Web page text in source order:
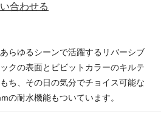
合わせる
らゆるシーンで活躍するリバーシブ
クの表面とビビットカラーのキルテ
ち、その日の気分でチョイス可能な
の耐水機能もついています。